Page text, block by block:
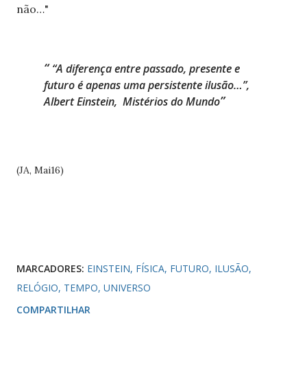
não…"
“A diferença entre passado, presente e
futuro é apenas uma persistente ilusão…”,
Albert Einstein, Mistérios do Mundo
(JA, Mai16)
MARCADORES: EINSTEIN FÍSICA FUTURO ILUSÃO
RELÓGIO TEMPO UNIVERSO
COMPARTILHAR